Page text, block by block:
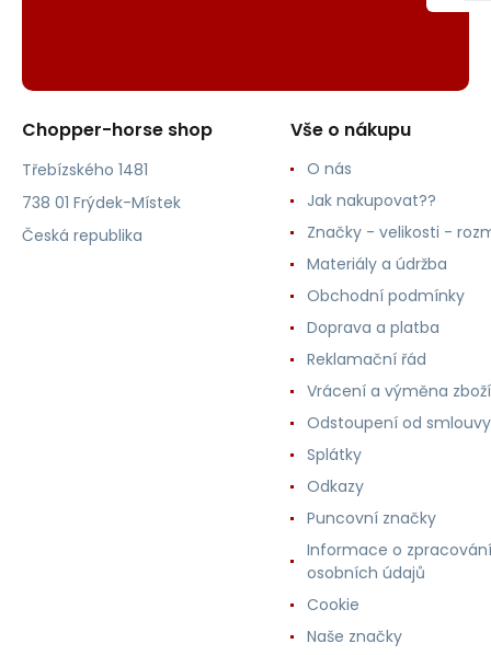
Chopper-horse shop
Třebízského 1481
738 01 Frýdek-Místek
Česká republika
Vše o nákupu
O nás
Jak nakupovat??
Značky - velikosti -
Materiály a údržba
Obchodní podmínky
Doprava a platba
Reklamační řád
Vrácení a výměna zboží
Odstoupení od smlouvy
Splátky
Odkazy
Puncovní značky
Informace o zpracování
osobních údajů
Cookie
Naše značky